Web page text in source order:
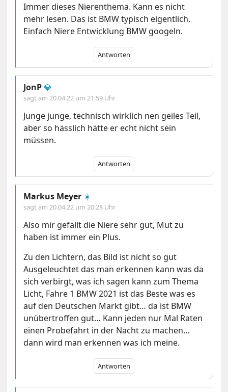
Immer dieses Nierenthema. Kann es nicht
mehr lesen. Das ist BMW typisch eigentlich.
Einfach Niere Entwicklung BMW googeln.
Antworten
JonP💎
sagt am20.04.22 um 21:59 Uhr
Junge junge, technisch wirklich nen geiles Teil,
aber so hässlich hätte er echt nicht sein
müssen.
Antworten
Markus Meyer ☀️
sagt am20.04.22 um 20:28 Uhr
Also mir gefällt die Niere sehr gut, Mut zu
haben ist immer ein Plus.
Zu den Lichtern, das Bild ist nicht so gut
Ausgeleuchtet das man erkennen kann was da
sich verbirgt, was ich sagen kann zum Thema
Licht, Fahre 1 BMW 2021 ist das Beste was es
auf den Deutschen Markt gibt… da ist BMW
unübertroffen gut… Kann jeden nur Mal Raten
einen Probefahrt in der Nacht zu machen…
dann wird man erkennen was ich meine.
Antworten